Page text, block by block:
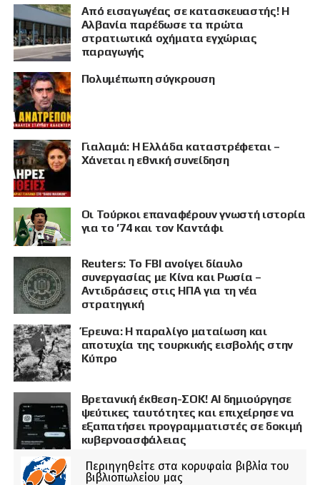
Από εισαγωγέας σε κατασκευαστής! Η
Αλβανία παρέδωσε τα πρώτα
στρατιωτικά οχήματα εγχώριας
παραγωγής
Πολυμέπωπη σύγκρουση
Γιαλαμά: Η Ελλάδα καταστρέφεται –
Χάνεται η εθνική συνείδηση
Οι Τούρκοι επαναφέρουν γνωστή ιστορία
για το ’74 και τον Καντάφι
Reuters: Το FBI ανοίγει δίαυλο
συνεργασίας με Κίνα και Ρωσία –
Αντιδράσεις στις ΗΠΑ για τη νέα
στρατηγική
Έρευνα: Η παραλίγο ματαίωση και
αποτυχία της τουρκικής εισβολής στην
Κύπρο
Βρετανική έκθεση-ΣΟΚ! AI δημιούργησε
ψεύτικες ταυτότητες και επιχείρησε να
εξαπατήσει προγραμματιστές σε δοκιμή
κυβερνοασφάλειας
Περιηγηθείτε στα κορυφαία βιβλία του
βιβλιοπωλείου μας